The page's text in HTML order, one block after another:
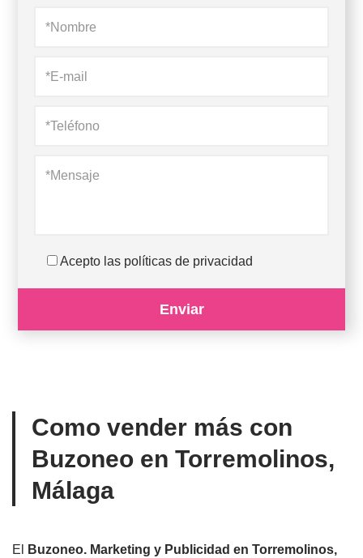
Acepto las políticas de privacidad
Como vender más con
Buzoneo en Torremolinos,
Málaga
El
Buzoneo. Marketing y Publicidad en Torremolinos,